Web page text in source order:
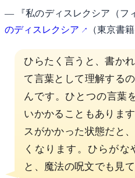
— 『私のディスレクシア（フ
のディスレクシア
（東京書籍
ひらたく言うと、書か
て言葉として理解する
んです。ひとつの言葉
いかかることもありま
スがかかった状態だと
くなります。ひらがな
と、魔法の呪文でも見